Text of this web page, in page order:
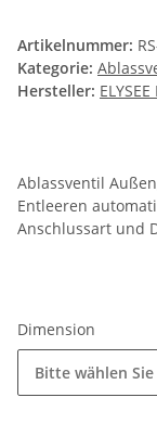
Artikelnummer:
Kategorie:
Hersteller:
Ablassventil
Entleeren
Anschlussart und
Dimension
Bitte wählen